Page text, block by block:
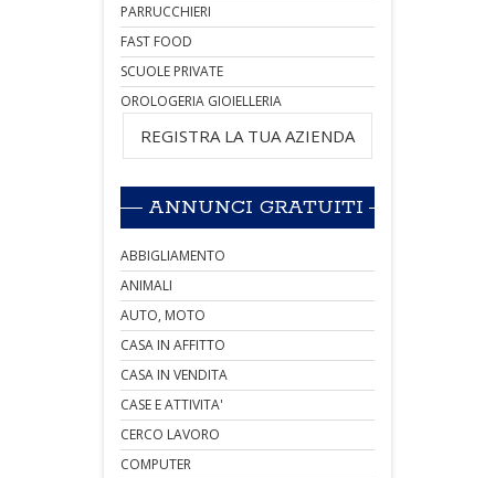
PARRUCCHIERI
FAST FOOD
SCUOLE PRIVATE
OROLOGERIA GIOIELLERIA
REGISTRA LA TUA AZIENDA
ANNUNCI GRATUITI
ABBIGLIAMENTO
ANIMALI
AUTO, MOTO
CASA IN AFFITTO
CASA IN VENDITA
CASE E ATTIVITA'
CERCO LAVORO
COMPUTER